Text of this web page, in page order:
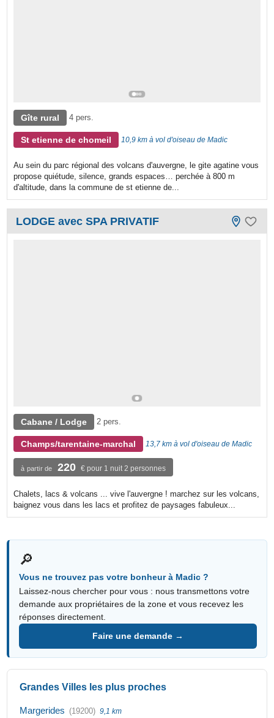
Gîte rural 4 pers.
St etienne de chomeil 10,9 km à vol d'oiseau de Madic
Au sein du parc régional des volcans d'auvergne, le gite agatine vous
propose quiétude, silence, grands espaces… perchée à 800 m
d'altitude, dans la commune de st etienne de...
LODGE avec SPA PRIVATIF
Cabane / Lodge 2 pers.
Champs/tarentaine-marchal 13,7 km à vol d'oiseau de Madic
à partir de 220 € pour 1 nuit 2 personnes
Chalets, lacs & volcans ... vive l'auvergne ! marchez sur les volcans,
baignez vous dans les lacs et profitez de paysages fabuleux...
🔎
Vous ne trouvez pas votre bonheur à Madic ?
Laissez-nous chercher pour vous : nous transmettons votre
demande aux propriétaires de la zone et vous recevez les
réponses directement.
Faire une demande →
Grandes Villes les plus proches
Margerides (19200) 9,1 km